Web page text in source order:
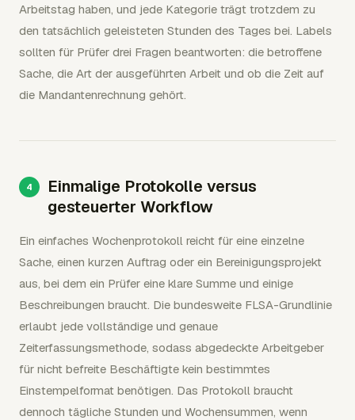
Arbeitstag haben, und jede Kategorie trägt trotzdem zu
den tatsächlich geleisteten Stunden des Tages bei. Labels
sollten für Prüfer drei Fragen beantworten: die betroffene
Sache, die Art der ausgeführten Arbeit und ob die Zeit auf
die Mandantenrechnung gehört.
Einmalige Protokolle versus
gesteuerter Workflow
Ein einfaches Wochenprotokoll reicht für eine einzelne
Sache, einen kurzen Auftrag oder ein Bereinigungsprojekt
aus, bei dem ein Prüfer eine klare Summe und einige
Beschreibungen braucht. Die bundesweite FLSA-Grundlinie
erlaubt jede vollständige und genaue
Zeiterfassungsmethode, sodass abgedeckte Arbeitgeber
für nicht befreite Beschäftigte kein bestimmtes
Einstempelformat benötigen. Das Protokoll braucht
dennoch tägliche Stunden und Wochensummen, wenn